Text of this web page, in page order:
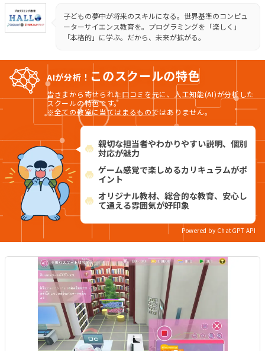
子どもの夢中が将来のスキルになる。世界基準のコンピュ
ーターサイエンス教育を。プログラミングを「楽しく」
「本格的」に学ぶ。だから、未来が拡がる。
AIが分析！ このスクールの特色
皆さまから寄せられた口コミを元に、人工知能(AI)が分析した
スクールの特色です。
※全ての教室に当てはまるものではありません。
親切な担当者やわかりやすい説明、個別
対応が魅力
ゲーム感覚で楽しめるカリキュラムがポ
イント
オリジナル教材、総合的な教育、安心し
て通える雰囲気が好印象
Powered by ChatGPT API